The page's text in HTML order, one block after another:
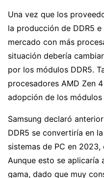
Una vez que los
la producción de DDR5
mercado con más
situación debería
por los módulos DDR5.
procesadores AMD Zen
adopción de los módulos
Samsung declaró
DDR5 se convertiría en
sistemas de PC en
Aunque esto se aplicaría
gama, dado que muy